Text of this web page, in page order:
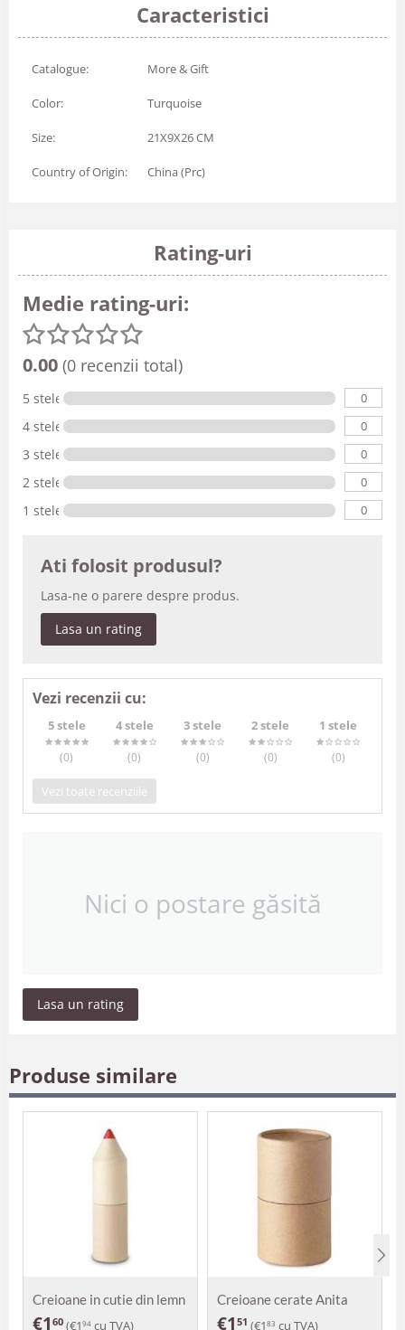
Caracteristici
Catalogue: More & Gift
Color: Turquoise
Size: 21X9X26 CM
Country of Origin: China (Prc)
Rating-uri
Medie rating-uri:
0.00 (0 recenzii total)
5 stele 0
4 stele 0
3 stele 0
2 stele 0
1 stele 0
Ati folosit produsul?
Lasa-ne o parere despre produs.
Lasa un rating
Vezi recenzii cu:
5 stele
(0)
4 stele
(0)
3 stele
(0)
2 stele
(0)
1 stele
(0)
Vezi toate recenziile
Nici o postare găsită
Lasa un rating
Produse similare
Creioane in cutie din lemn
Alexia
€1 60 (€1 94 cu TVA)
Creioane cerate Anita
€1 51 (€1 83 cu TVA)